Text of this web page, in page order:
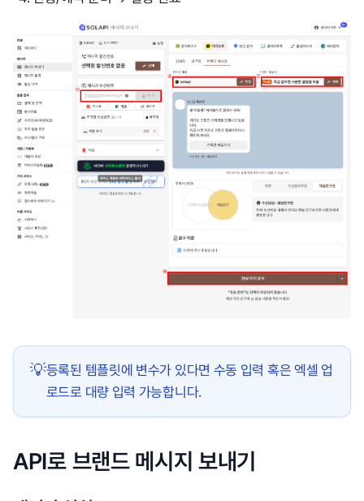
💡등록된 템플릿에 변수가 있다면 수동 입력 혹은 엑셀 업
로드로 대량 입력 가능합니다.
API로 브랜드 메시지 보내기